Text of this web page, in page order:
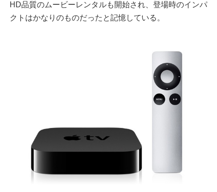
HD品質のムービーレンタルも開始され、登場時のインパ
クトはかなりのものだったと記憶している。